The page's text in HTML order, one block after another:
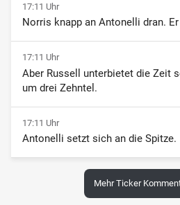
17:11 Uhr
Norris knapp an Antonelli dran.
17:11 Uhr
Aber Russell unterbietet die Zeit
um drei Zehntel.
17:11 Uhr
Antonelli setzt sich an die Spitze.
Mehr Ticker